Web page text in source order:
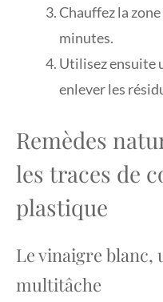
Chauffez la
minutes.
Utilisez ensuite
enlever les
Remèdes
les traces de
plastique
Le vinaigre blanc,
multitâche